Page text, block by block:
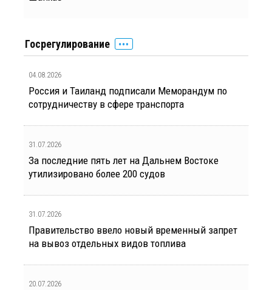
Госрегулирование
04.08.2026
Россия и Таиланд подписали Меморандум по
сотрудничеству в сфере транспорта
31.07.2026
За последние пять лет на Дальнем Востоке
утилизировано более 200 судов
31.07.2026
Правительство ввело новый временный запрет
на вывоз отдельных видов топлива
20.07.2026